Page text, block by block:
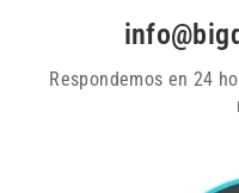
Respondemos en 24